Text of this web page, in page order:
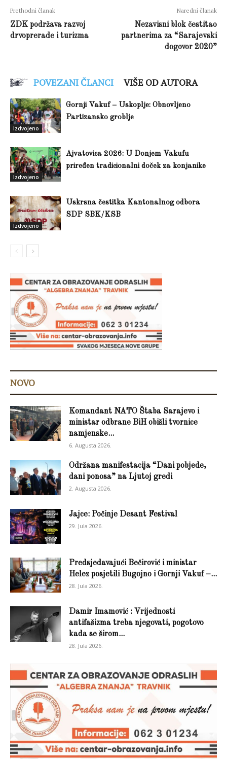
Prethodni članak
ZDK podržava razvoj
drvoprerade i turizma
Naredni članak
Nezavisni blok čestitao
partnerima za “Sarajevski
dogovor 2020”
POVEZANI ČLANCI VIŠE OD AUTORA
Izdvojeno
Gornji Vakuf – Uskoplje: Obnovljeno
Partizansko groblje
Izdvojeno
Ajvatovica 2026: U Donjem Vakufu
priređen tradicionalni doček za konjanike
Izdvojeno
Uskrsna čestitka Kantonalnog odbora
SDP SBK/KSB
NOVO
Komandant NATO Štaba Sarajevo i
ministar odbrane BiH obišli tvornice
namjenske...
6. Augusta 2026.
Održana manifestacija “Dani pobjede,
dani ponosa” na Ljutoj gredi
2. Augusta 2026.
Jajce: Počinje Desant Festival
29. Jula 2026.
Predsjedavajući Bečirović i ministar
Helez posjetili Bugojno i Gornji Vakuf –...
28. Jula 2026.
Damir Imamović : Vrijednosti
antifašizma treba njegovati, pogotovo
kada se širom...
28. Jula 2026.